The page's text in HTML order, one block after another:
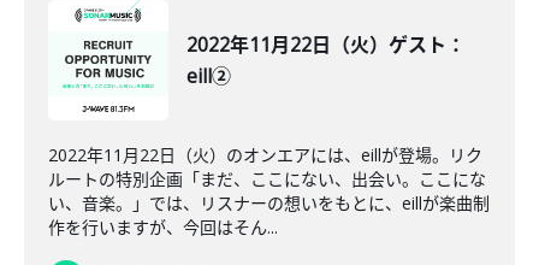
2022年11月22日（火）ゲスト：
eill②
2022年11月22日（火）のオンエアには、eillが登場。リク
ルートの特別企画「まだ、ここにない、出会い。ここにな
い、音楽。」では、リスナーの想いをもとに、eillが楽曲制
作を行いますが、今回はそん...